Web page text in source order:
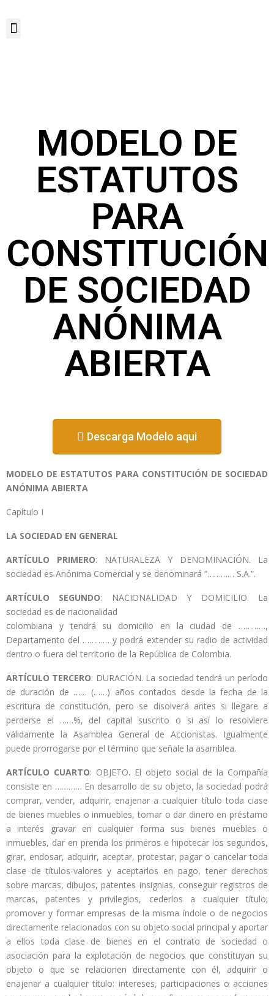
MODELO DE
ESTATUTOS
PARA
CONSTITUCIÓN
DE SOCIEDAD
ANÓNIMA
ABIERTA
Descarga Modelo aqui
MODELO DE ESTATUTOS PARA CONSTITUCIÓN DE SOCIEDAD
ANÓNIMA ABIERTA
Capítulo I
LA SOCIEDAD EN GENERAL
ARTÍCULO PRIMERO: NATURALEZA Y DENOMINACIÓN. La
sociedad es Anónima Comercial y se denominará “………… S.A.”.
ARTÍCULO SEGUNDO: NACIONALIDAD Y DOMICILIO. La
sociedad es de nacionalidad
colombiana y tendrá su domicilio en la ciudad de …………,
Departamento del ………… y podrá extender su radio de actividad
dentro o fuera del territorio de la República de Colombia.
ARTÍCULO TERCERO: DURACIÓN. La sociedad tendrá un período
de duración de …… (……) años contados desde la fecha de la
escritura de constitución, pero se disolverá antes si llegare a
perderse el ……%, del capital suscrito o si así lo resolviere
válidamente la Asamblea General de Accionistas. Igualmente
puede prorrogarse por el término que señale la asamblea.
ARTÍCULO CUARTO: OBJETO. El objeto social de la Compañía
consiste en ………… En desarrollo de su objeto, la sociedad podrá
comprar, vender, adquirir, enajenar a cualquier título toda ciase
de bienes muebles o inmuebles, tomar o dar dinero en préstamo
a interés gravar en cualquier forma sus bienes muebles o
inmuebles, dar en prenda los primeros e hipotecar los segundos,
girar, endosar, adquirir, aceptar, protestar, pagar o cancelar toda
clase de títulos-valores y aceptarlos en pago, tener derechos
sobre marcas, dibujos, patentes insignias, conseguir registros de
marcas, patentes y privilegios, cederlos a cualquier título;
promover y formar empresas de la misma índole o de negocios
directamente relacionados con su objeto social principal y aportar
a ellos toda clase de bienes en el contrato de sociedad o
asociación para la explotación de negocios que constituyan su
objeto o que se relacionen directamente con él, adquirir o
enajenar a cualquier título: intereses, participaciones o acciones